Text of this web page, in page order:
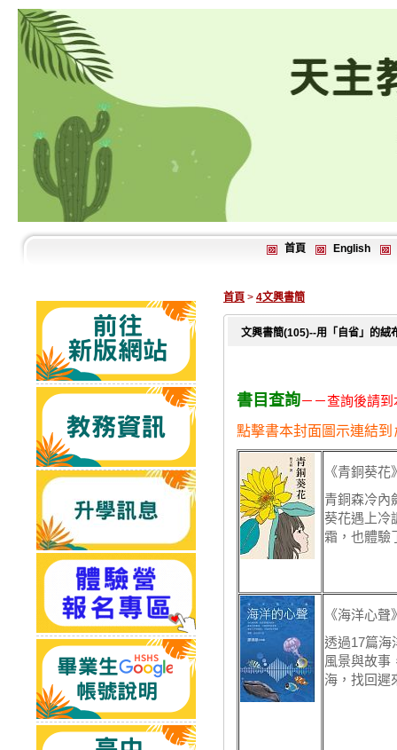
首頁 English
首頁 > 4文興書簡
文興書簡(105)--用「自省」的絨
書目查詢－－查詢後請
點擊書本封面圖示連結到
《青銅葵花
青銅森冷內
葵花遇上冷
霜，也體驗
《海洋心聲
透過17篇海
風景與故事
海，找回遲